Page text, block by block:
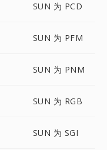
SUN 为 PCD
SUN 为 PFM
SUN 为 PNM
SUN 为 RGB
SUN 为 SGI